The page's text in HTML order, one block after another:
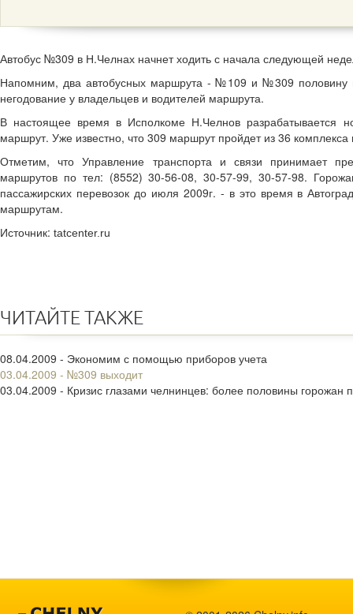
Автобус №309 в Н.Челнах начнет ходить с начала следующей
Напомним, два автобусных маршрута - №109 и №309 половину
негодование у владельцев и водителей маршрута.
В настоящее время в Исполкоме Н.Челнов разрабатывается
маршрут. Уже известно, что 309 маршрут пройдет из 36
Отметим, что Управление транспорта и связи принимает
маршрутов по тел: (8552) 30-56-08, 30-57-99, 30-57-98.
пассажирских перевозок до июля 2009г. - в это время в
маршрутам.
Источник: tatcenter.ru
ЧИТАЙТЕ ТАКЖЕ
08.04.2009 - Экономим с помощью приборов учета
03.04.2009 - №309 выходит
03.04.2009 - Кризис глазами челнинцев: более половины горожан